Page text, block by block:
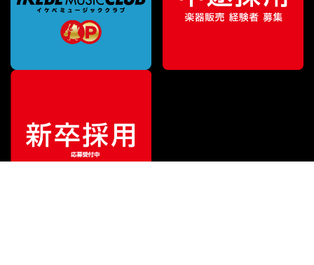
販売価格¥4,400（税込）